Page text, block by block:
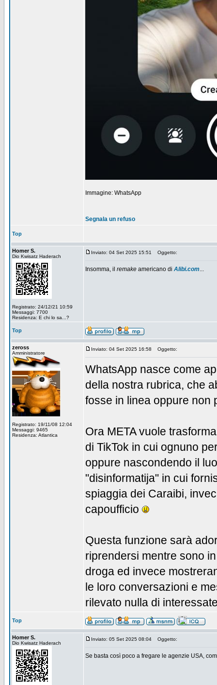
Immagine: WhatsApp
Segnala un refuso
Top
Homer S.
Dio Kwisatz Haderach
Registrato: 24/12/21 10:59
Messaggi: 7700
Residenza: E chi lo sa...?
Inviato: 04 Set 2025 15:51 Oggetto:
Insomma, il remake americano di Alibi.com...
Top
zeross
Amministratore
Registrato: 19/11/08 12:04
Messaggi: 9465
Residenza: Atlantica
Inviato: 04 Set 2025 16:58 Oggetto:
WhatsApp nasce come
della nostra rubrica, che
fosse in linea oppure non
Ora META vuole
di TikTok in cui ognuno
oppure nascondendo il
"disinformatija" in cui
spiaggia dei Caraibi,
capoufficio
Questa funzione sarà
riprendersi mentre sono
droga ed invece
le loro conversazioni e
rilevato nulla di
Top
Homer S.
Dio Kwisatz Haderach
Inviato: 05 Set 2025 08:04 Oggetto:
Se basta così poco a fregare le agenzie USA,